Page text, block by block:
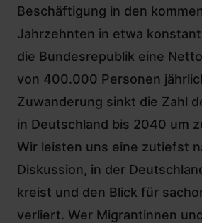
Beschäftigung in den
Jahrzehnten in etwa
die Bundesrepublik eine
von 400.000 Personen
Zuwanderung sinkt die Zahl
in Deutschland bis 2040 um
Wir leisten uns eine zutiefst
Diskussion, in der
kreist und den Blick für
verliert. Wer Migrantinnen